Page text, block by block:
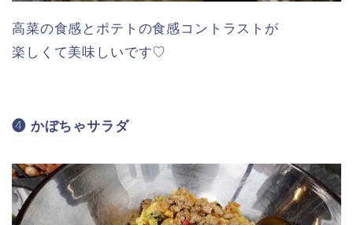
高菜の食感とポテトの食感コントラストが
楽しくて美味しいです♡
❹ かぼちゃサラダ